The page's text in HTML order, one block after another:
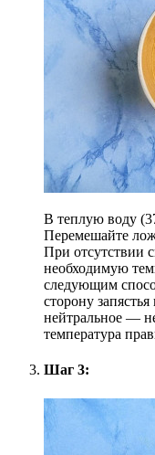
В теплую воду
Перемешайте
При отсутствии
необходимую
следующим
сторону
нейтральное —
температура
Шаг 3: